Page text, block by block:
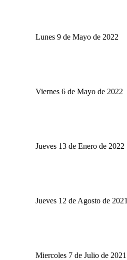
Lunes 9 de Mayo de 2022
Viernes 6 de Mayo de 2022
Jueves 13 de Enero de 2022
Jueves 12 de Agosto de 2021
Miercoles 7 de Julio de 2021